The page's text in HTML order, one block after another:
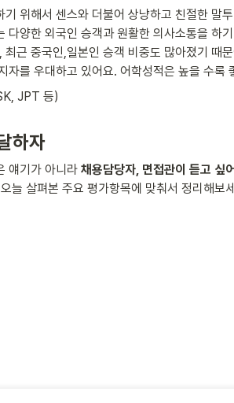
위해서 센스와 더불어 상냥하고 친절한 말
다양한 외국인 승객과 원활한 의사소통을 하
근 중국인,일본인 승객 비중도 많아졌기 때
자를 우대하고 있어요. 어학성적은 높을 수록
JPT 등)
하자
얘기가 아니라 채용담당자, 면접관이 듣고 싶
늘 살펴본 주요 평가항목에 맞춰서 정리해보